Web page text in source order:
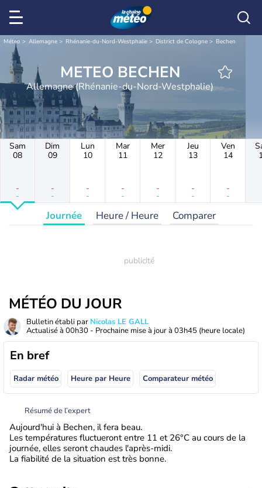
Météo Allemagne Rhénanie-du-Nord-Westphalie District de Cologne Bechen
METEO BECHEN
Allemagne (Rhénanie-du-Nord-Westphalie)
Sam
08
-
-
Dim
09
-
-
Lun
10
-
-
Mar
11
-
-
Mer
12
-
-
Jeu
13
-
-
Ven
14
-
-
Journée Heure / Heure Comparer
MÉTÉO DU JOUR
Bulletin établi par Nicolas LE GALL
Actualisé à 00h30 - Prochaine mise à jour à 03h45 (heure locale)
En bref
Radar météo Heure par Heure Comparateur météo
Résumé de l’expert
Aujourd'hui à Bechen, il fera beau.
Les températures fluctueront entre 11 et 26°C au cours de la
journée, elles seront chaudes l'après-midi.
La fiabilité de la situation est très bonne.